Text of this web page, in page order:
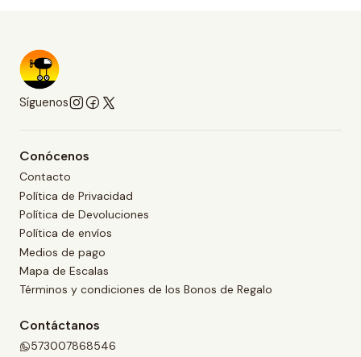
Síguenos
Conócenos
Contacto
Política de Privacidad
Política de Devoluciones
Política de envíos
Medios de pago
Mapa de Escalas
Términos y condiciones de los Bonos de Regalo
Contáctanos
573007868546